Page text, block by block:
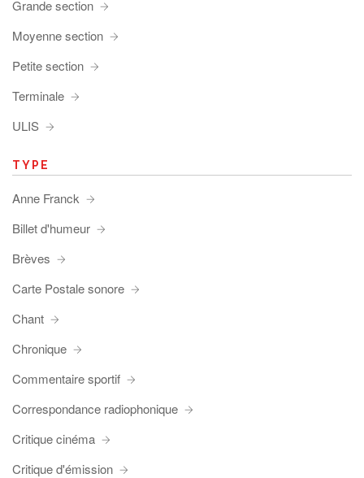
Grande section
Moyenne section
Petite section
Terminale
ULIS
TYPE
Anne Franck
Billet d'humeur
Brèves
Carte Postale sonore
Chant
Chronique
Commentaire sportif
Correspondance radiophonique
Critique cinéma
Critique d'émission